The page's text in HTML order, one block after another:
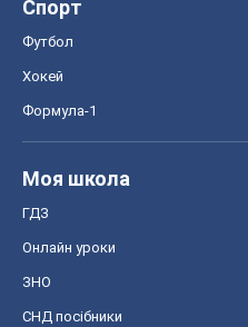
Спорт
Футбол
Хокей
Формула-1
Моя школа
ГДЗ
Онлайн уроки
ЗНО
СНД посібники